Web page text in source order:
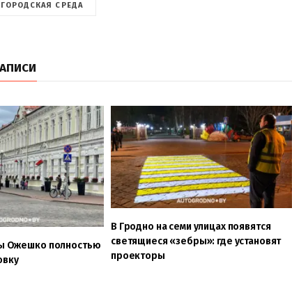
ГОРОДСКАЯ СРЕДА
Ожешко полностью
В Гродно на семи улицах появятся
светящиеся «зебры»: где установят
проекторы